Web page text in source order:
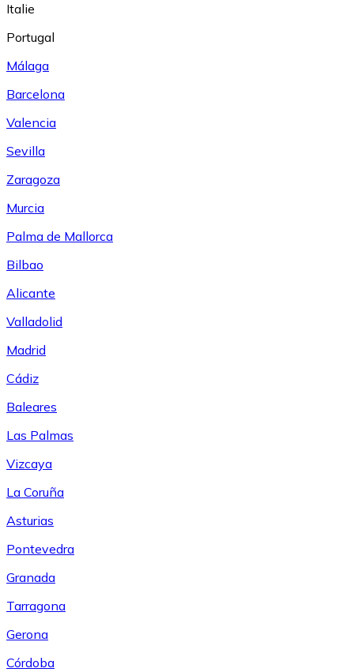
Italie
Portugal
Málaga
Barcelona
Valencia
Sevilla
Zaragoza
Murcia
Palma de Mallorca
Bilbao
Alicante
Valladolid
Madrid
Cádiz
Baleares
Las Palmas
Vizcaya
La Coruña
Asturias
Pontevedra
Granada
Tarragona
Gerona
Córdoba